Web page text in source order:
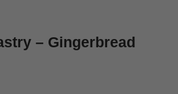
– Gingerbread